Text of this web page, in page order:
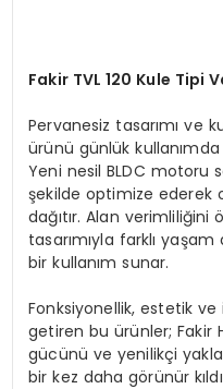
Fakir TVL 120 Kule Tipi
Pervanesiz tasarımı ve
ürünü günlük
Yeni nesil BLDC motoru
şekilde optimize
dağıtır. Alan
tasarımıyla farklı
bir kullanım sunar.
Fonksiyonellik, estetik
getiren bu ürünler; Fakir
gücünü ve yenilikçi
bir kez daha görünür